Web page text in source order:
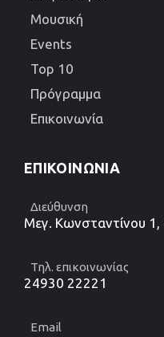
Μουσική
Events
Top 10
Πρόγραμμα
Επικοινωνία
ΕΠΙΚΟΙΝΩΝΊΑ
Διεύθυνση
Μεγ. Κωνσταντίνου
Τηλ. επικοινωνίας
24930 22221
Email